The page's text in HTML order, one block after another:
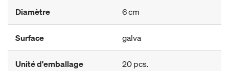
Diamètre 6 cm
Surface galva
Unité d'emballage 20 pcs.